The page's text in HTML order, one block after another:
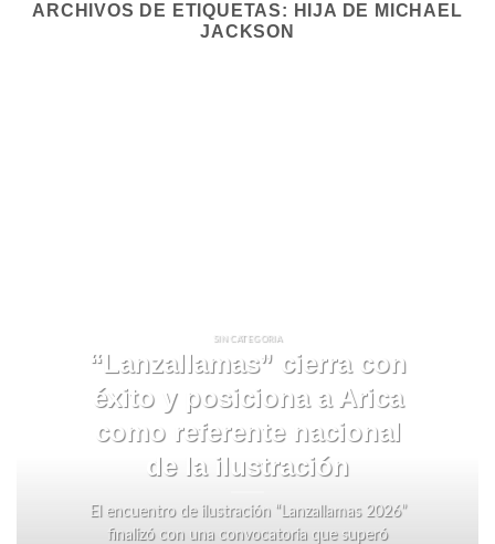
ARCHIVOS DE ETIQUETAS: HIJA DE MICHAEL
JACKSON
SIN CATEGORIA
“Lanzallamas” cierra con
éxito y posiciona a Arica
como referente nacional
de la ilustración
El encuentro de ilustración “Lanzallamas 2026”
finalizó con una convocatoria que superó